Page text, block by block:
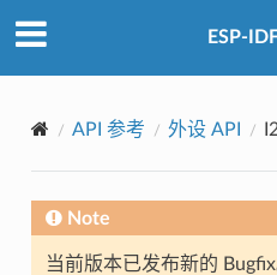
ESP-
API 参考 外设 API
Note
当前版本已发布新的